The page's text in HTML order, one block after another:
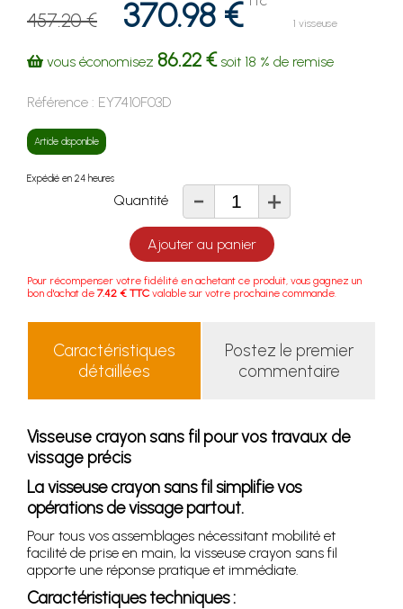
457.20 € 370.98 €
1 visseuse
vous économisez 86.22 €soit 18 % de remise
Référence : EY7410F03D
Article disponible
Expédié en 24 heures
Quantité - +
Ajouter au panier
Pour récompenser votre fidélité en achetant ce produit, vous gagnez un
bon d'achat de 7.42 € TTC valable sur votre prochaine commande.
Caractéristiques
détaillées
Postez le premier
commentaire
Visseuse crayon sans fil pour vos travaux de
vissage précis
La visseuse crayon sans fil simplifie vos
opérations de vissage partout.
Pour tous vos assemblages nécessitant mobilité et
facilité de prise en main, la visseuse crayon sans fil
apporte une réponse pratique et immédiate.
Caractéristiques techniques :